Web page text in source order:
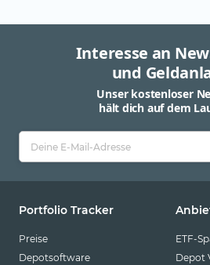
Steelcoin
UBS
Interesse an
und
Unser kostenloser
hält dich auf dem
Portfolio Tracker
Preise
Depotsoftware
ETF-
Depot